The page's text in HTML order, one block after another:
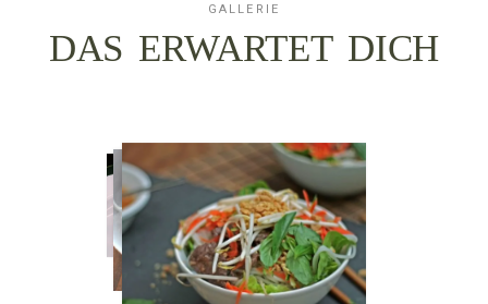
GALLERIE
DAS ERWARTET DICH